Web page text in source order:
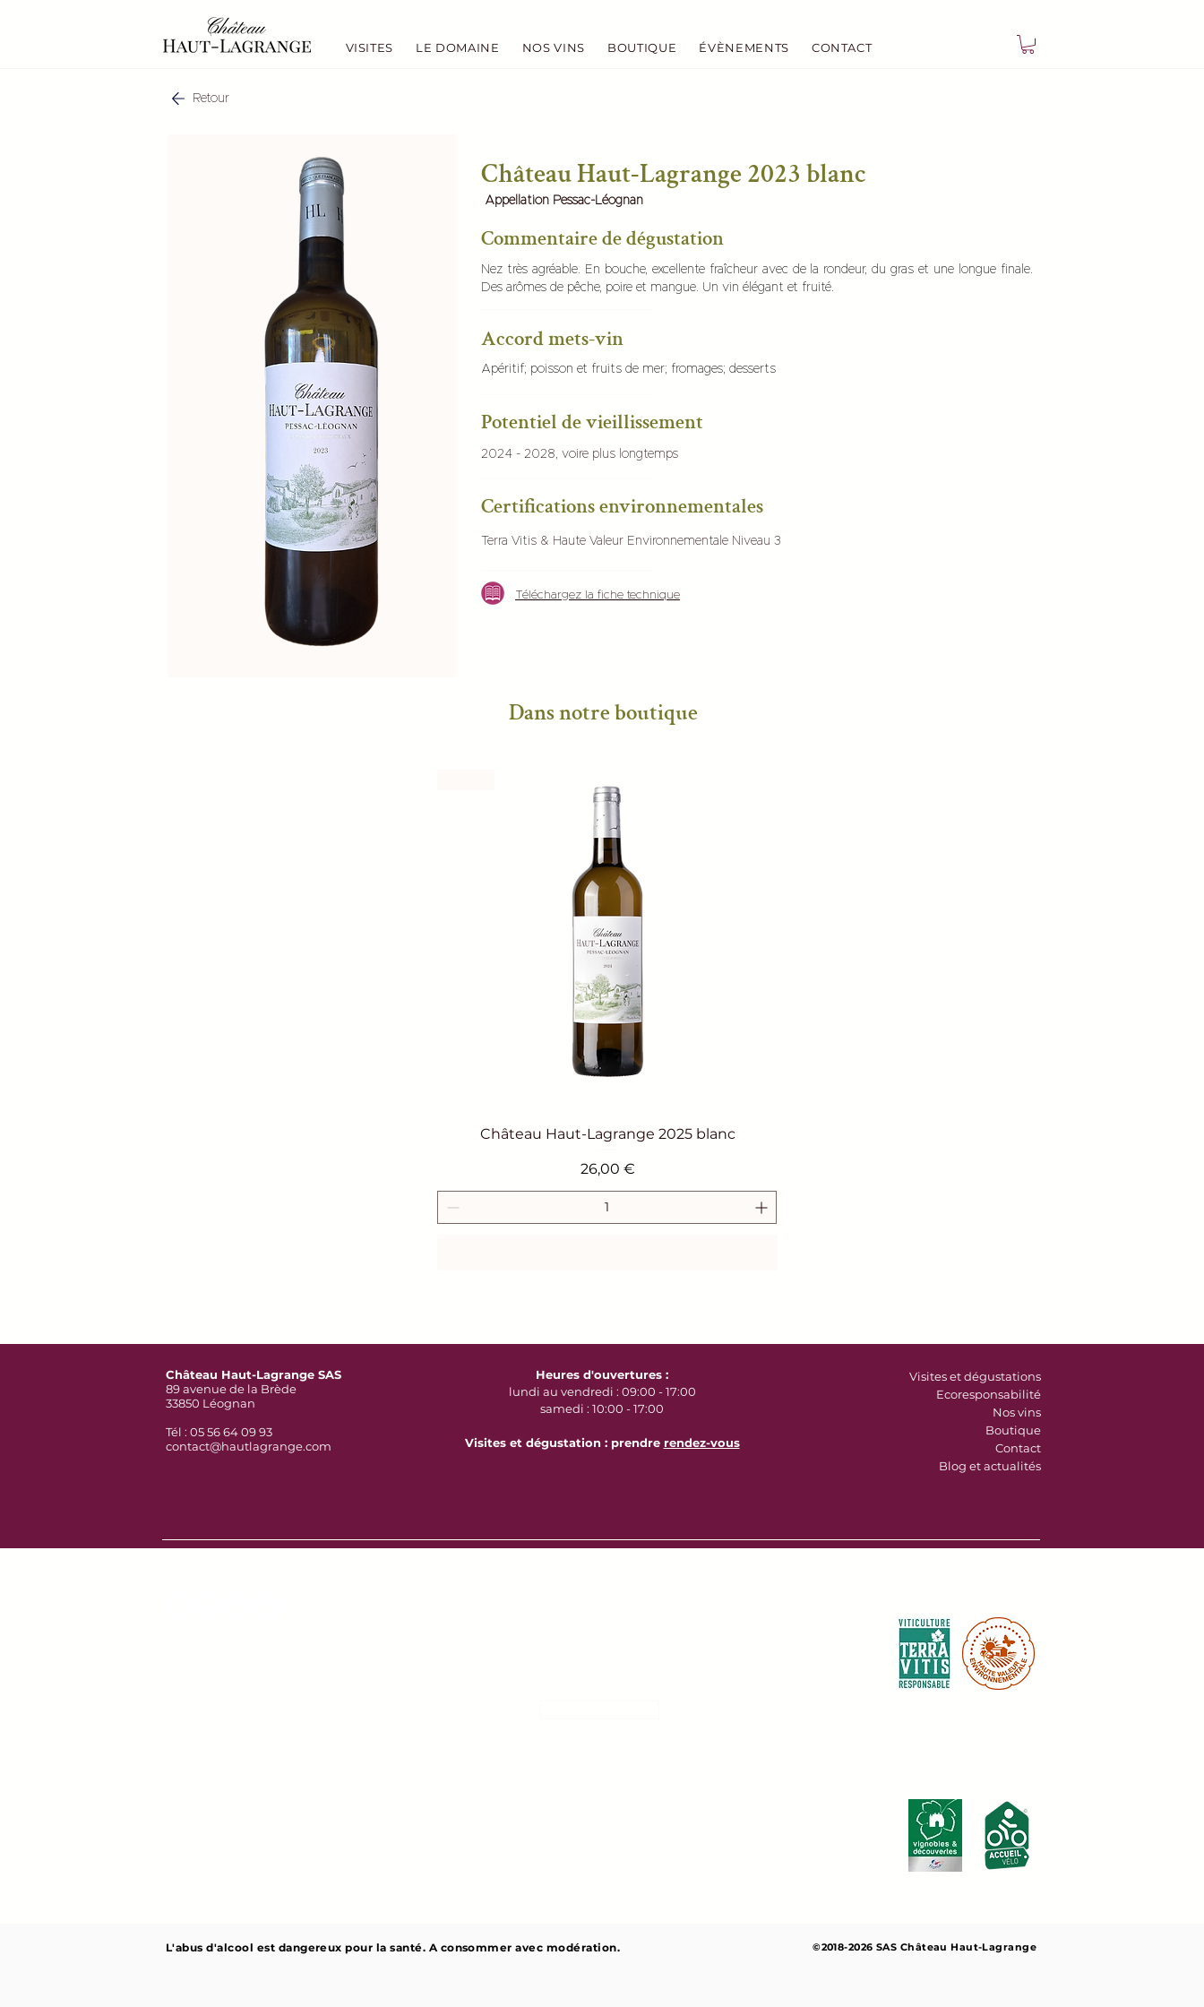
VISITES LE DOMAINE NOS VINS BOUTIQUE ÉVÈNEMENTS CONTACT
Retour
Château Haut-Lagrange 2023 blanc
Appellation Pessac-Léognan
Commentaire de dégustation
Nez très agréable. En bouche, excellente fraîcheur avec de la rondeur, du gras et une longue finale.
Des arômes de pêche, poire et mangue. Un vin élégant et fruité.
Accord mets-vin
Apéritif; poisson et fruits de mer; fromages; desserts
Potentiel de vieillissement
2024 - 2028, voire plus longtemps
Certifications environnementales
Terra Vitis & Haute Valeur Environnementale Niveau 3
Téléchargez la fiche technique
Dans notre boutique
Aperçu rapide
Château Haut-Lagrange 2025 blanc
Prix
26,00 €
Château Haut-Lagrange SAS
89 avenue de la Brède
33850 Léognan
Tél : 05 56 64 09 93
contact@hautlagrange.com
Heures d'ouvertures :
lundi au vendredi : 09:00 - 17:00
samedi : 10:00 - 17:00
Visites et dégustation : prendre rendez-vous
Visites et dégustations
Ecoresponsabilité
Nos vins
Boutique
Contact
Blog et actualités
L'abus d'alcool est dangereux pour la santé. A consommer avec modération. ©2018-2026 SAS Château Haut-Lagrange